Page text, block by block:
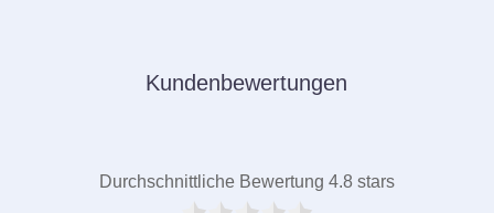
Kundenbewertungen
Durchschnittliche Bewertung 4.8 stars